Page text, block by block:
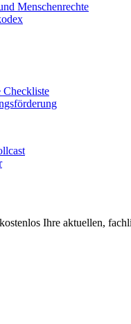
Menschenrechte
Checkliste
Ihre aktuellen,